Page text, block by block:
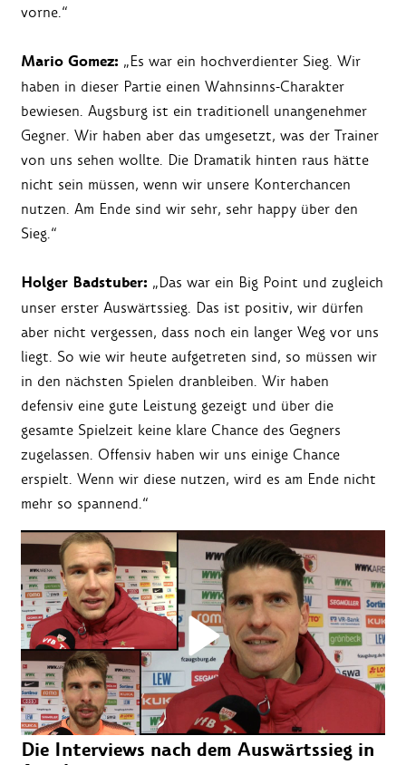
vorne.“
Mario Gomez: „Es war ein hochverdienter Sieg. Wir
haben in dieser Partie einen Wahnsinns-Charakter
bewiesen. Augsburg ist ein traditionell unangenehmer
Gegner. Wir haben aber das umgesetzt, was der Trainer
von uns sehen wollte. Die Dramatik hinten raus hätte
nicht sein müssen, wenn wir unsere Konterchancen
nutzen. Am Ende sind wir sehr, sehr happy über den
Sieg.“
Holger Badstuber: „Das war ein Big Point und zugleich
unser erster Auswärtssieg. Das ist positiv, wir dürfen
aber nicht vergessen, dass noch ein langer Weg vor uns
liegt. So wie wir heute aufgetreten sind, so müssen wir
in den nächsten Spielen dranbleiben. Wir haben
defensiv eine gute Leistung gezeigt und über die
gesamte Spielzeit keine klare Chance des Gegners
zugelassen. Offensiv haben wir uns einige Chance
erspielt. Wenn wir diese nutzen, wird es am Ende nicht
mehr so spannend.“
Die Interviews nach dem Auswärtssieg in